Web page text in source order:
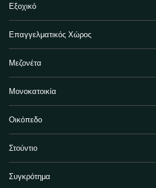
Εξοχικό
Επαγγελματικός Χώρος
Μεζονέτα
Μονοκατοικία
Οικόπεδο
Στούντιο
Συγκρότημα